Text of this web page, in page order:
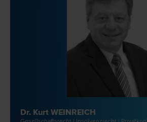
Dr. Kurt WEINREICH